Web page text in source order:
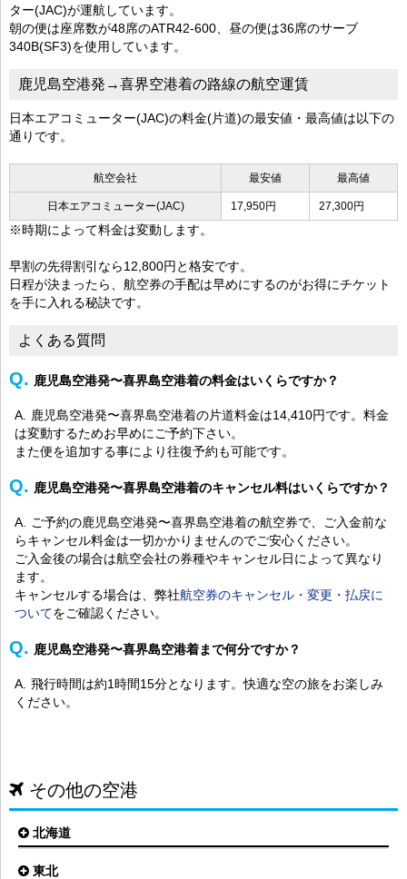
ター(JAC)が運航しています。
朝の便は座席数が48席のATR42-600、昼の便は36席のサーブ
340B(SF3)を使用しています。
鹿児島空港発→喜界空港着の路線の航空運賃
日本エアコミューター(JAC)の料金(片道)の最安値・最高値は以下の
通りです。
航空会社 最安値 最高値
日本エアコミューター(JAC) 17,950円 27,300円
※時期によって料金は変動します。
早割の先得割引なら12,800円と格安です。
日程が決まったら、航空券の手配は早めにするのがお得にチケット
を手に入れる秘訣です。
よくある質問
鹿児島空港発〜喜界島空港着の料金はいくらですか？
鹿児島空港発〜喜界島空港着の片道料金は14,410円です。料金
は変動するためお早めにご予約下さい。
また便を追加する事により往復予約も可能です。
鹿児島空港発〜喜界島空港着のキャンセル料はいくらですか？
ご予約の鹿児島空港発〜喜界島空港着の航空券で、ご入金前な
らキャンセル料金は一切かかりませんのでご安心ください。
ご入金後の場合は航空会社の券種やキャンセル日によって異なり
ます。
キャンセルする場合は、弊社航空券のキャンセル・変更・払戻に
ついてをご確認ください。
鹿児島空港発〜喜界島空港着まで何分ですか？
飛行時間は約1時間15分となります。快適な空の旅をお楽しみ
ください。
その他の空港
北海道
札幌(新千歳)空港
東北